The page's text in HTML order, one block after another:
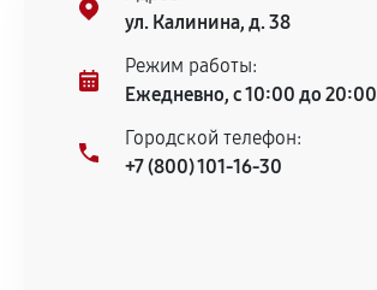
ул. Калинина, д. 38
Режим работы:
Ежедневно, с 10:00 до 20:00
Городской телефон:
+7 (800) 101-16-30